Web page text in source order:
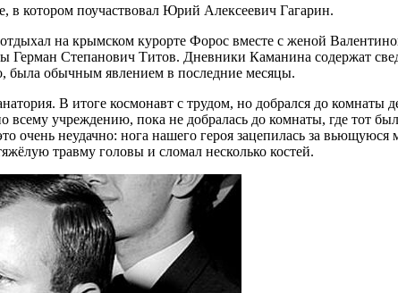
в котором поучаствовал Юрий Алексеевич Гагарин.
отдыхал на крымском курорте Форос вместе с женой
Степанович Титов. Дневники Каманина содержат
была обычным явлением в последние месяцы.
В итоге космонавт с трудом, но добрался до комнаты
всему учреждению, пока не добралась до комнаты, где тот
очень неудачно: нога нашего героя зацепилась за
травму головы и сломал несколько костей.